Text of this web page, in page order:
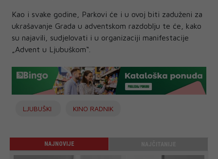
Kao i svake godine, Parkovi će i u ovoj biti zaduženi za
ukrašavanje Grada u adventskom razdoblju te će, kako
su najavili, sudjelovati i u organizaciji manifestacije
„Advent u Ljubuškom“.
LJUBUŠKI KINO RADNIK
NAJNOVIJE